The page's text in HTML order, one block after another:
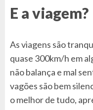
E a viagem?
As viagens são
quase 300km/h em
não balança e mal
vagões são bem
o melhor de tudo,